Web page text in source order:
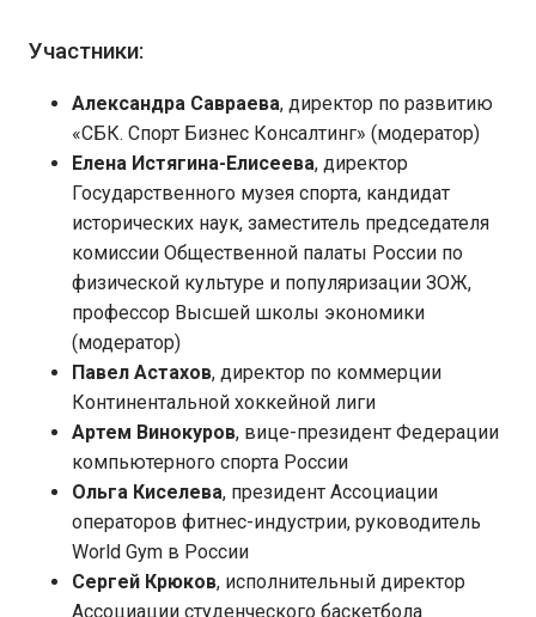
Участники:
Александра Савраева, директор по развитию
«СБК. Спорт Бизнес Консалтинг» (модератор)
Елена Истягина-Елисеева, директор
Государственного музея спорта, кандидат
исторических наук, заместитель председателя
комиссии Общественной палаты России по
физической культуре и популяризации ЗОЖ,
профессор Высшей школы экономики
(модератор)
Павел Астахов, директор по коммерции
Континентальной хоккейной лиги
Артем Винокуров, вице-президент Федерации
компьютерного спорта России
Ольга Киселева, президент Ассоциации
операторов фитнес-индустрии, руководитель
World Gym в России
Сергей Крюков, исполнительный директор
Ассоциации студенческого баскетбола